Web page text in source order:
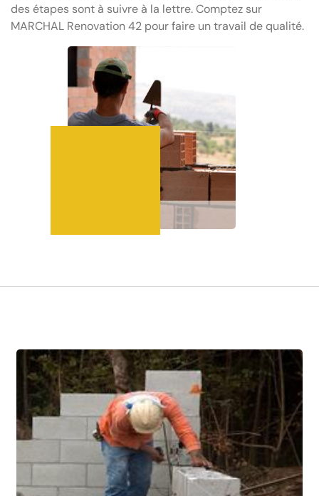
des étapes sont à suivre à la lettre. Comptez sur
MARCHAL Renovation 42 pour faire un travail de qualité.